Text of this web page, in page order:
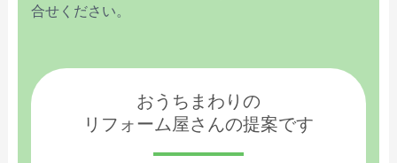
合せください。
おうちまわりの
リフォーム屋さんの提案です